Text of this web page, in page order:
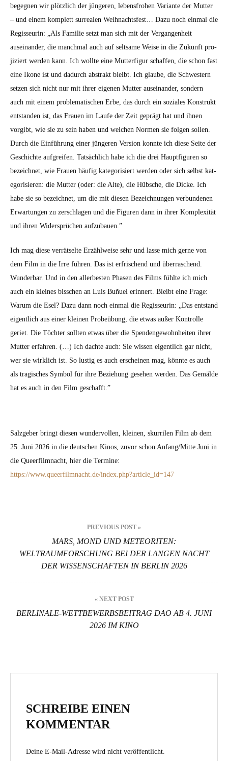
begeg­nen wir plöt­zlich der jün­geren, lebens­fro­hen Vari­ante der Mut­ter
– und einem kom­plett sur­realen Wei­h­nachts­fest… Dazu noch ein­mal die
Regis­seurin: „Als Fam­i­lie set­zt man sich mit der Ver­gan­gen­heit
auseinan­der, die manch­mal auch auf selt­same Weise in die Zukun­ft pro­
jiziert wer­den kann. Ich wollte eine Mut­ter­fig­ur schaf­fen, die schon fast
eine Ikone ist und dadurch abstrakt bleibt. Ich glaube, die Schwest­ern
set­zen sich nicht nur mit ihrer eige­nen Mut­ter auseinan­der, son­dern
auch mit einem prob­lema­tis­chen Erbe, das durch ein soziales Kon­strukt
ent­standen ist, das Frauen im Laufe der Zeit geprägt hat und ihnen
vorgibt, wie sie zu sein haben und welchen Nor­men sie fol­gen sollen.
Durch die Ein­führung ein­er jün­geren Ver­sion kon­nte ich diese Seite der
Geschichte auf­greifen. Tat­säch­lich habe ich die drei Haupt­fig­uren so
beze­ich­net, wie Frauen häu­fig kat­e­gorisiert wer­den oder sich selb­st kat­
e­gorisieren: die Mut­ter (oder: die Alte), die Hüb­sche, die Dicke. Ich
habe sie so beze­ich­net, um die mit diesen Beze­ich­nun­gen ver­bun­de­nen
Erwartun­gen zu zer­schla­gen und die Fig­uren dann in ihrer Kom­plex­ität
und ihren Wider­sprüchen aufzubauen.”
Ich mag diese ver­rät­selte Erzählweise sehr und lasse mich gerne von
dem Film in die Irre führen. Das ist erfrischend und über­raschend.
Wun­der­bar. Und in den allerbesten Phasen des Films fühlte ich mich
auch ein kleines biss­chen an Luis Buñuel erin­nert. Bleibt eine Frage:
Warum die Esel? Dazu dann noch ein­mal die Regis­seurin: „Das ent­stand
eigentlich aus ein­er kleinen Probeübung, die etwas außer Kon­trolle
geri­et. Die Töchter soll­ten etwas über die Spendenge­wohn­heit­en ihrer
Mut­ter erfahren. (…) Ich dachte auch: Sie wis­sen eigentlich gar nicht,
wer sie wirk­lich ist. So lustig es auch erscheinen mag, kön­nte es auch
als tragis­ches Sym­bol für ihre Beziehung gese­hen wer­den. Das Gemälde
hat es auch in den Film geschafft.”
Salzge­ber bringt diesen wun­der­vollen, kleinen, skur­rilen Film ab dem
25. Juni 2026 in die deutschen Kinos, zuvor schon Anfang/Mitte Juni in
die Queer­film­nacht, hier die Ter­mine:
https://www.queerfilmnacht.de/index.php?article_id=147
PREVIOUS POST »
MARS, MOND UND METEORITEN:
WELTRAUMFORSCHUNG BEI DER LANGEN NACHT
DER WISSENSCHAFTEN IN BERLIN 2026
« NEXT POST
BERLINALE-WETTBEWERBSBEITRAG DAO AB 4. JUNI
2026 IM KINO
SCHREIBE EINEN
KOMMENTAR
Deine E-Mail-Adresse wird nicht veröffentlicht.